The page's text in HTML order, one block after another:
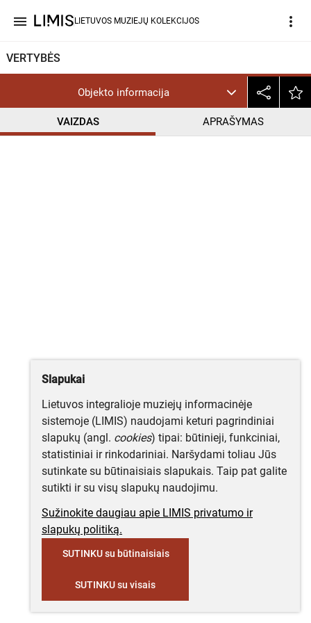
menu LIETUVOS MUZIEJŲ KOLEKCIJOS more_vert
VERTYBĖS
Objekto informacija
VAIZDAS APRAŠYMAS
Slapukai
Lietuvos integralioje muziejų informacinėje
sistemoje (LIMIS) naudojami keturi pagrindiniai
slapukų (angl. cookies) tipai: būtinieji, funkciniai,
statistiniai ir rinkodariniai. Naršydami toliau Jūs
sutinkate su būtinaisiais slapukais. Taip pat galite
sutikti ir su visų slapukų naudojimu.
Sužinokite daugiau apie LIMIS privatumo ir
slapukų politiką.
SUTINKU su būtinaisiais
SUTINKU su visais